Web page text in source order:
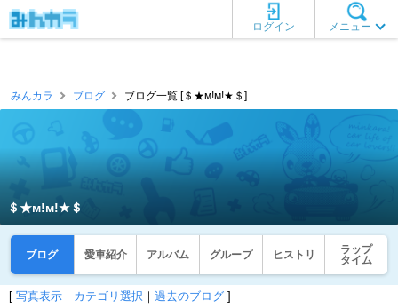
メニュー
ログイン
みんカラ ブログ ブログ一覧 [＄★м!м!★＄]
＄★м!м!★＄
ブログ 愛車紹介 アルバム グループ ヒストリ
ラップ
タイム
[ 写真表示 ｜ カテゴリ選択 ｜ 過去のブログ ]